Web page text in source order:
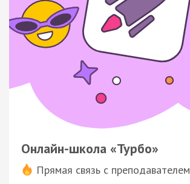
Онлайн-школа «Турбо»
Прямая связь с преподавателем